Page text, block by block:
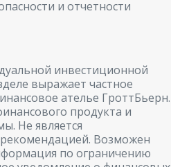
и отчетности
инвестиционной
выражает частное
ателье ГроттБьерн.
продукта и
Не является
Возможен
по ограничению